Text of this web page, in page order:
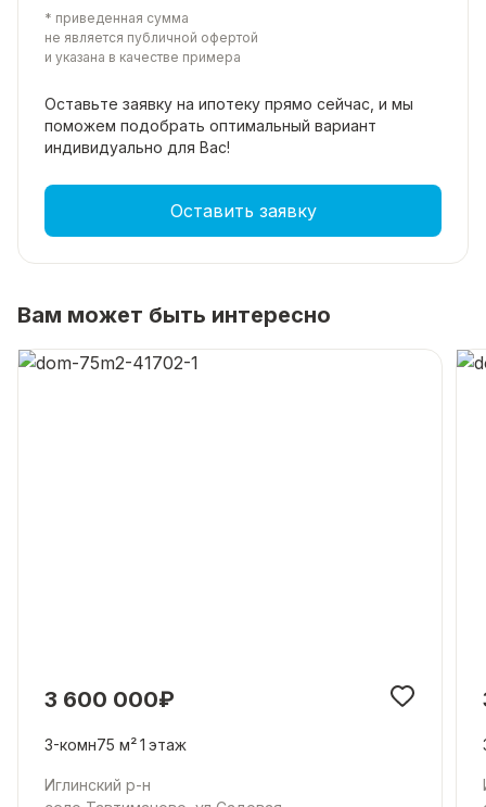
* приведенная сумма
не является публичной офертой
и указана в качестве примера
Оставьте заявку на ипотеку прямо сейчас, и мы
поможем подобрать оптимальный вариант
индивидуально для Вас!
Оставить заявку
Вам может быть интересно
3 600 000₽
3-комн75 м²1 этаж
Иглинский р-н